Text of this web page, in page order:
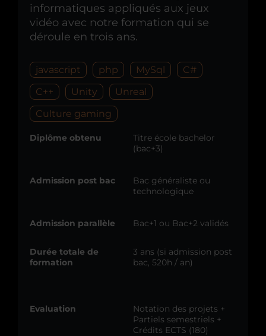
informatiques appliqués aux jeux
vidéo avec notre formation qui se
déroule en trois ans.
javascript php MySql
C#
C++
Unity
Unreal
Culture gaming
Diplôme obtenu
Titre école bachelor
(bac+3)
Admission post bac
Bac généraliste ou
technologique
Admission parallèle Bac+1 ou Bac+2 validés
Durée totale de
formation
3 ans (si admission post
bac, 520h / an)
Evaluation
Notation des projets +
Partiels semestriels +
Crédits ECTS (180)